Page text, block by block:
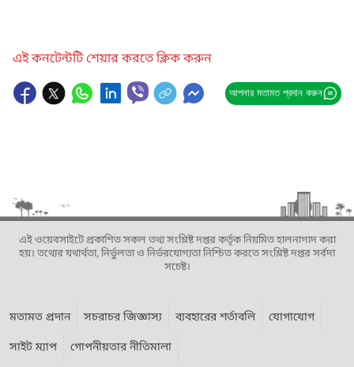
এই কনটেন্টটি শেয়ার করতে ক্লিক করুন
আপনার মতামত প্রদান করুন
এই ওয়েবসাইটে প্রকাশিত সকল তথ্য সংশ্লিষ্ট দপ্তর কর্তৃক নিয়মিত হালনাগাদ করা
হয়। তথ্যের যথার্থতা, নির্ভুলতা ও নির্ভরযোগ্যতা নিশ্চিত করতে সংশ্লিষ্ট দপ্তর সর্বদা
সচেষ্ট।
মতামত প্রদান সচরাচর জিজ্ঞাস্য ব্যবহারের শর্তাবলি
যোগাযোগ
সাইট ম্যাপ
গোপনীয়তার নীতিমালা